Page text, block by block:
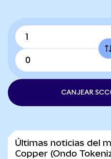
CANJEAR
Últimas noticias del
Copper (Ondo